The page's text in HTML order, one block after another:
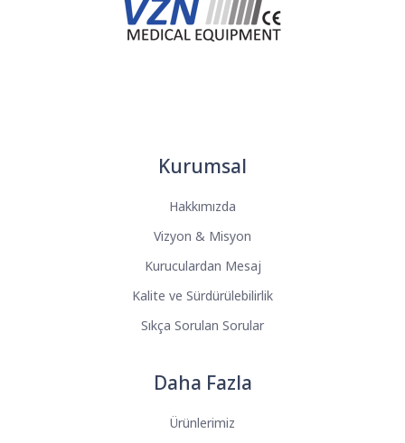
Kurumsal
Hakkımızda
Vizyon & Misyon
Kuruculardan Mesaj
Kalite ve Sürdürülebilirlik
Sıkça Sorulan Sorular
Daha Fazla
Ürünlerimiz